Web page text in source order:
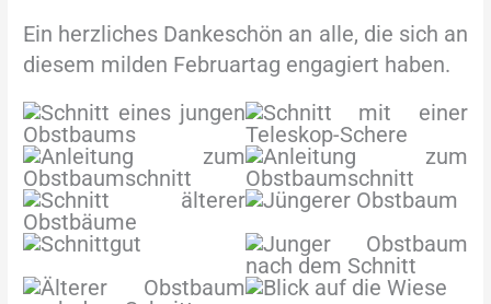
Ein herzliches Dankeschön an alle, die sich an
diesem milden Februartag engagiert haben.